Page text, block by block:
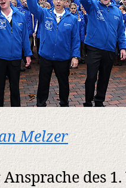
Melzer
des